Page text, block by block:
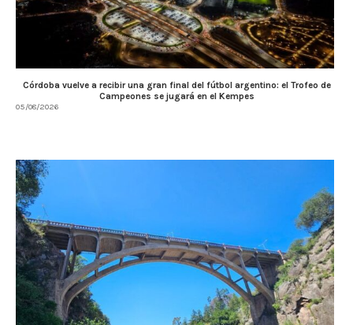
Córdoba vuelve a recibir una gran final del fútbol argentino: el Trofeo de
Campeones se jugará en el Kempes
05/08/2026